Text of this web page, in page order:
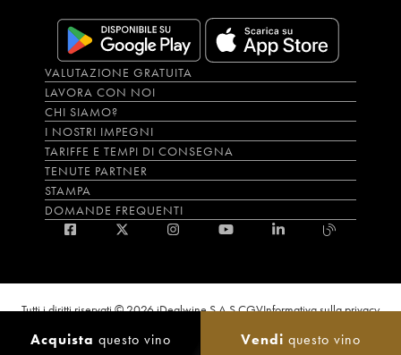
Acquista questo vino Vendi questo vino
VALUTAZIONE GRATUITA
LAVORA CON NOI
CHI SIAMO?
I NOSTRI IMPEGNI
TARIFFE E TEMPI DI CONSEGNA
TENUTE PARTNER
STAMPA
DOMANDE FREQUENTI
Tutti i diritti riservati © 2026 iDealwine S.A.S.CGVInformativa sulla privacy
sito e dei servizi annessi è riservato solo agli utenti maggiorenni.